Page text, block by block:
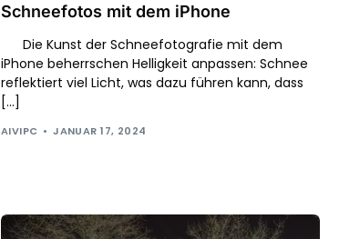
Schneefotos mit dem iPhone
Die Kunst der Schneefotografie mit dem
iPhone beherrschen Helligkeit anpassen: Schnee
reflektiert viel Licht, was dazu führen kann, dass
[…]
AIVIPC JANUAR 17, 2024